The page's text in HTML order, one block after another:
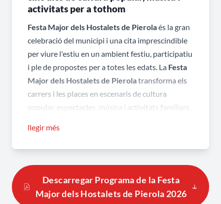
activitats per a tothom
Festa Major dels Hostalets de Pierolaés la gran
celebració del municipi i una cita imprescindible
per viure l'estiu en un ambient festiu, participatiu
i ple de propostes per a totes les edats. La Festa
Major dels Hostalets de Pierolatransforma els
carrers i les places en escenaris de cultura
popular, espectacles, música i activitats familiars,
entreteniment per convertir cada jornada en una
experiència diferent.
una programació que omple el poble de
vida
llegir més
Descarregar Programa de la Festa
Major dels Hostalets de Pierola 2026